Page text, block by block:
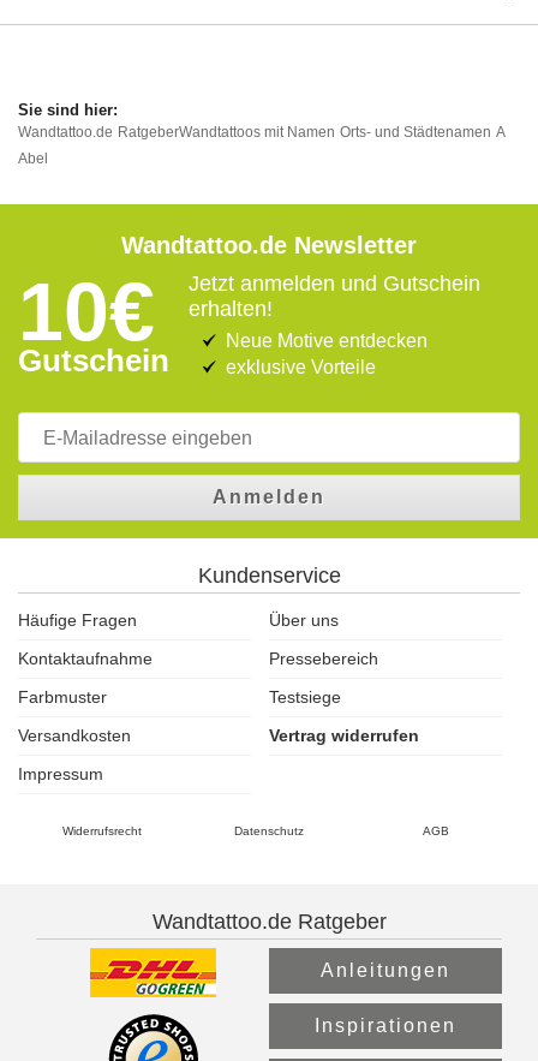
Wandtattoo.de RatgeberWandtattoos mit Namen Orts- und Städtenamen A
Abel
Wandtattoo.de Newsletter
10€
Gutschein
Jetzt anmelden und Gutschein
erhalten!
Neue Motive entdecken
exklusive Vorteile
Anmelden
Kundenservice
Häufige Fragen
Über uns
Kontaktaufnahme
Pressebereich
Farbmuster
Testsiege
Versandkosten
Vertrag widerrufen
Impressum
Widerrufsrecht Datenschutz AGB
Wandtattoo.de Ratgeber
Anleitungen
Inspirationen